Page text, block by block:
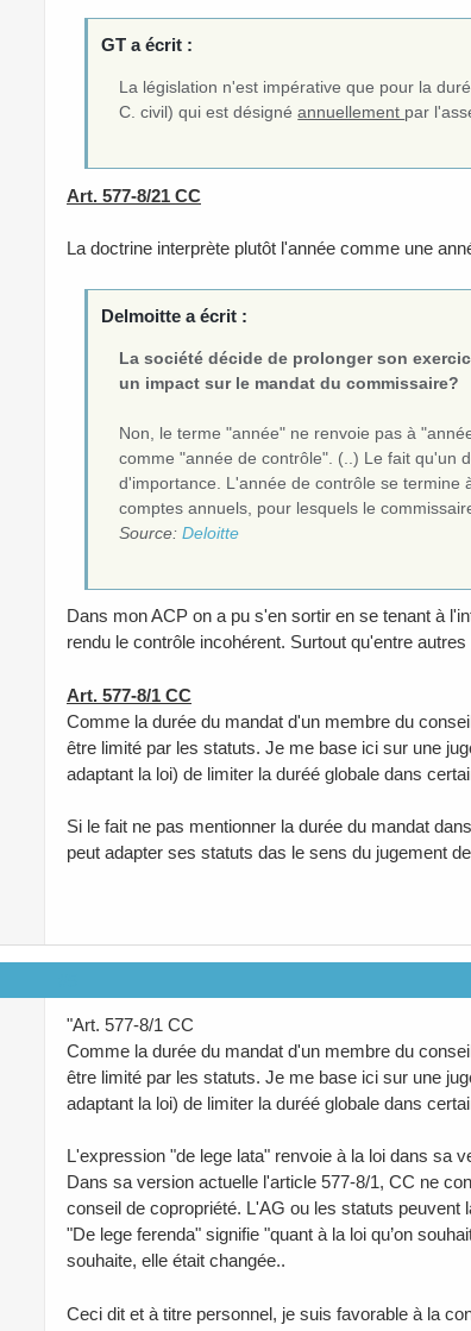
GT a écrit :
La législation n'est impérative que pour la
C. civil) qui est désignéannuellement par
Art. 577-8/21 CC
La doctrine interprète plutôt l'année comme une
Delmoitte a écrit :
La société décide de prolonger son
un impact sur le mandat du commissaire?
Non, le terme "année" ne renvoie pas à
comme "année de contrôle". (..) Le fait qu'un
d'importance. L'année de contrôle se termine
comptes annuels, pour lesquels le
Source:Deloitte
Dans mon ACP on a pu s'en sortir en se tenant à
rendu le contrôle incohérent. Surtout qu'entre
Art. 577-8/1 CC
Comme la durée du mandat d'un membre du
être limité par les statuts. Je me base ici sur une
adaptant la loi) de limiter la duréé globale dans
Si le fait ne pas mentionner la durée du mandat
peut adapter ses statuts das le sens du jugement
"Art. 577-8/1 CC
Comme la durée du mandat d'un membre du
être limité par les statuts. Je me base ici sur une
adaptant la loi) de limiter la duréé globale dans
L'expression "de lege lata" renvoie à la loi dans sa
Dans sa version actuelle l'article 577-8/1, CC ne
conseil de copropriété. L'AG ou les statuts peuvent
"De lege ferenda" signifie "quant à la loi qu’on
souhaite, elle était changée..
Ceci dit et à titre personnel, je suis favorable à la